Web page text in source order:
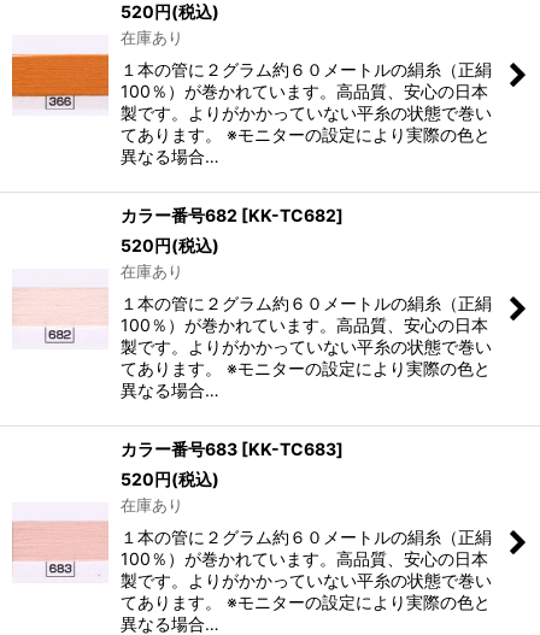
520円(税込)
在庫あり
１本の管に２グラム約６０メートルの絹糸（正絹
100％）が巻かれています。高品質、安心の日本
製です。よりがかかっていない平糸の状態で巻い
てあります。 ※モニターの設定により実際の色と
異なる場合…
カラー番号682 [KK-TC682]
520円(税込)
在庫あり
１本の管に２グラム約６０メートルの絹糸（正絹
100％）が巻かれています。高品質、安心の日本
製です。よりがかかっていない平糸の状態で巻い
てあります。 ※モニターの設定により実際の色と
異なる場合…
カラー番号683 [KK-TC683]
520円(税込)
在庫あり
１本の管に２グラム約６０メートルの絹糸（正絹
100％）が巻かれています。高品質、安心の日本
製です。よりがかかっていない平糸の状態で巻い
てあります。 ※モニターの設定により実際の色と
異なる場合…